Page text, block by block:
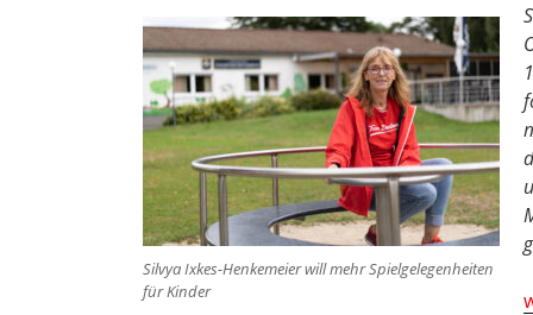
bleibt
stärkste
Fraktion
im
Rat“
Silvya Ixkes-Henkemeier will mehr Spielgelegenheiten
für Kinder